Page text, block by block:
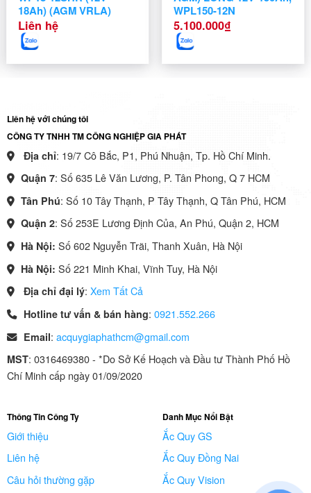
18Ah) (AGM VRLA)
Liên hệ
WPL150-12N
5.100.000₫
Liên hệ với chúng tôi
CÔNG TY TNHH TM CÔNG NGHIỆP GIA PHÁT
Địa chỉ: 19/7 Cô Bắc, P1, Phú Nhuận, Tp. Hồ Chí Minh.
Quận 7: Số 635 Lê Văn Lương, P. Tân Phong, Q 7 HCM
Tân Phú: Số 10 Tây Thạnh, P Tây Thạnh, Q Tân Phú, HCM
Quận 2: Số 253E Lương Định Của, An Phú, Quận 2, HCM
Hà Nội: Số 602 Nguyễn Trãi, Thanh Xuân, Hà Nội
Hà Nội: Số 221 Minh Khai, Vĩnh Tuy, Hà Nội
Địa chỉ đại lý: Xem Tất Cả
Hotline tư vấn & bán hàng: 0921.552.266
Email: acquygiaphathcm@gmail.com
MST: 0316469380 - *Do Sở Kế Hoạch và Đầu tư Thành Phố Hồ
Chí Minh cấp ngày 01/09/2020
Thông Tin Công Ty
Giới thiệu
Liên hệ
Câu hỏi thường gặp
Danh Mục Nổi Bật
Ắc Quy GS
Ắc Quy Đồng Nai
Ắc Quy Vision